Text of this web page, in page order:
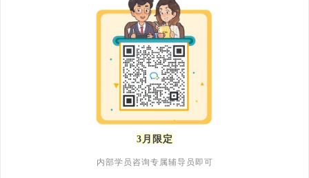
3月限定
内部学员咨询专属辅导员即可